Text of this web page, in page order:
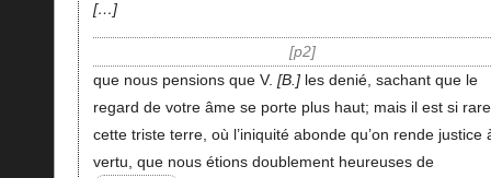
…
p2
que nous pensions que V.
B. les denié, sachant que le
regard de votre âme se porte plus haut; mais il est si
cette triste terre, où l’iniquité abonde qu’on rende justice
vertu, que nous étions doublement heureuses de